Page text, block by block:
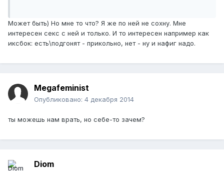
Может быть) Но мне то что? Я же по ней не сохну. Мне
интересен секс с ней и только. И то интересен например как
иксбок: есть\подгонят - прикольно, нет - ну и нафиг надо.
Megafeminist
Опубликовано: 4 декабря 2014
ты можешь нам врать, но себе-то зачем?
Diom